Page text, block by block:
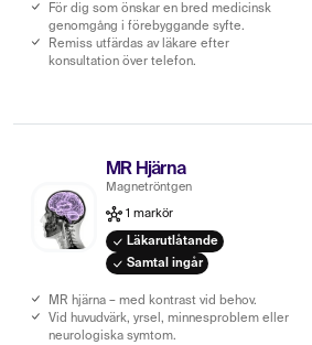
För dig som önskar en bred medicinsk
genomgång i förebyggande syfte.
Remiss utfärdas av läkare efter
konsultation över telefon.
MR Hjärna
Magnetröntgen
1 markör
Läkarutlåtande
Samtal ingår
MR hjärna – med kontrast vid behov.
Vid huvudvärk, yrsel, minnesproblem eller
neurologiska symtom.